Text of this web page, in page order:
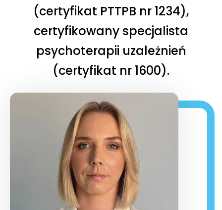
(certyfikat PTTPB nr 1234),
certyfikowany specjalista
psychoterapii uzależnień
(certyfikat nr 1600).